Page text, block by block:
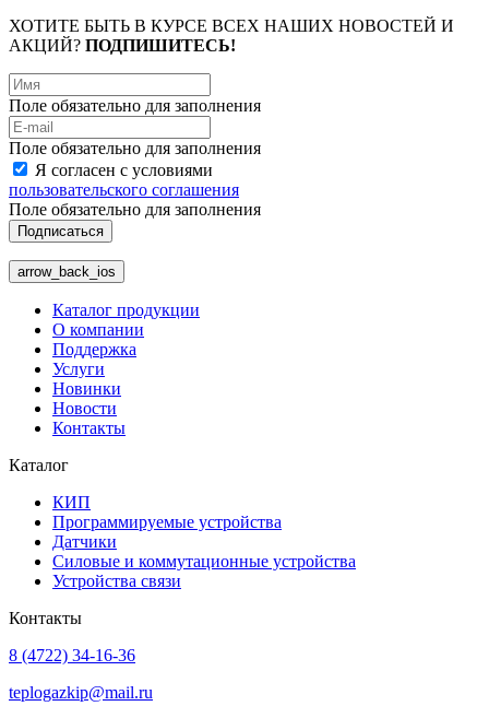
ХОТИТЕ БЫТЬ В КУРСЕ ВСЕХ НАШИХ НОВОСТЕЙ И
АКЦИЙ? ПОДПИШИТЕСЬ!
Поле обязательно для заполнения
Поле обязательно для заполнения
Я согласен с условиями
пользовательского соглашения
Поле обязательно для заполнения
Подписаться
arrow_back_ios
Каталог продукции
О компании
Поддержка
Услуги
Новинки
Новости
Контакты
Каталог
КИП
Программируемые устройства
Датчики
Силовые и коммутационные устройства
Устройства связи
Контакты
8 (4722) 34-16-36
teplogazkip@mail.ru